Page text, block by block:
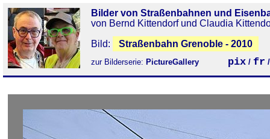
Bilder von Straßenbahnen und
von Bernd Kittendorf und Claudia
Bild:
Straßenbahn Grenoble - 2010
zur Bilderserie: PictureGallery pix / fr